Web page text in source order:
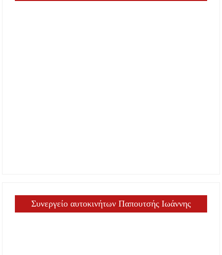
Συνεργείο αυτοκινήτων Παπουτσής Ιωάννης